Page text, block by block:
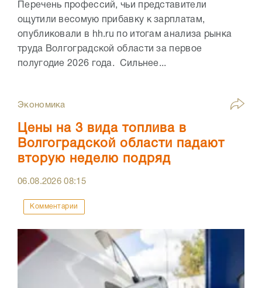
Перечень профессий, чьи представители
ощутили весомую прибавку к зарплатам,
опубликовали в hh.ru по итогам анализа рынка
труда Волгоградской области за первое
полугодие 2026 года. Сильнее...
Экономика
Цены на 3 вида топлива в
Волгоградской области падают
вторую неделю подряд
06.08.202608:15
Комментарии